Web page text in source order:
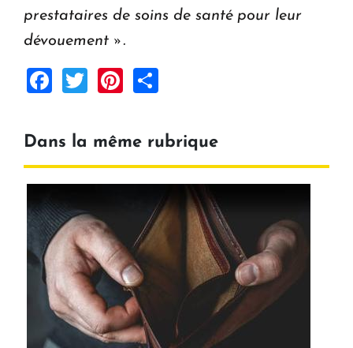
prestataires de soins de santé pour leur
dévouement ».
Facebook
TwitterPinterest
Dans la même rubrique